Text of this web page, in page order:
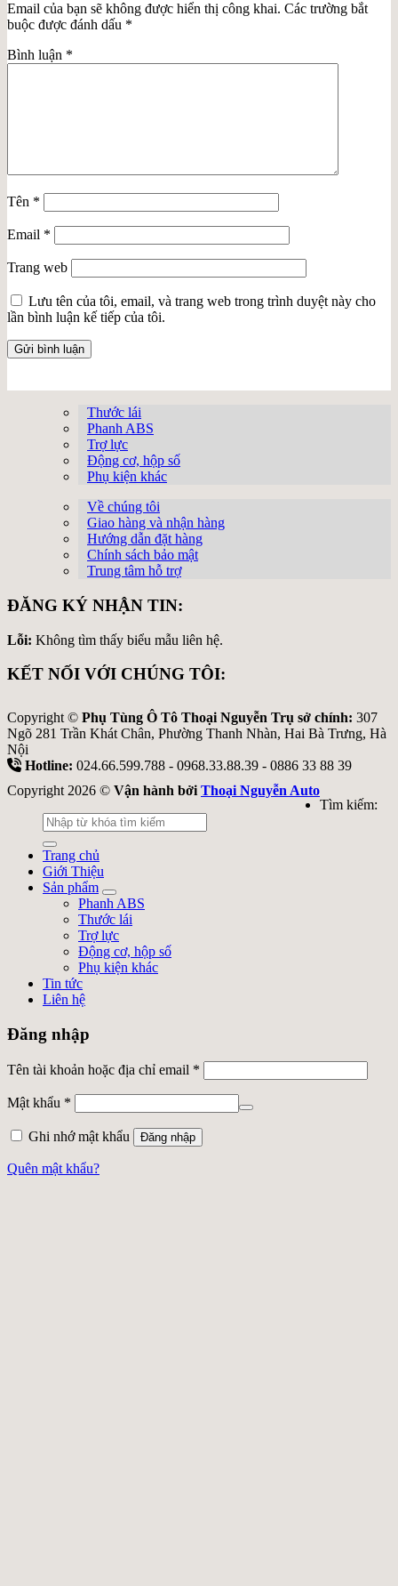
Email của bạn sẽ không được hiển thị công khai. Các trường bắt
buộc được đánh dấu *
Bình luận *
Tên *
Email *
Trang web
Lưu tên của tôi, email, và trang web trong trình duyệt này cho
lần bình luận kế tiếp của tôi.
Thước lái
Phanh ABS
Trợ lực
Động cơ, hộp số
Phụ kiện khác
Về chúng tôi
Giao hàng và nhận hàng
Hướng dẫn đặt hàng
Chính sách bảo mật
Trung tâm hỗ trợ
ĐĂNG KÝ NHẬN TIN:
Lỗi: Không tìm thấy biểu mẫu liên hệ.
KẾT NỐI VỚI CHÚNG TÔI:
Copyright © Phụ Tùng Ô Tô Thoại Nguyễn Trụ sở chính: 307
Ngõ 281 Trần Khát Chân, Phường Thanh Nhàn, Hai Bà Trưng, Hà
Nội
Hotline: 024.66.599.788 - 0968.33.88.39 - 0886 33 88 39
Copyright 2026 © Vận hành bởi Thoại Nguyễn Auto
Tìm kiếm:
Trang chủ
Giới Thiệu
Sản phẩm
Phanh ABS
Thước lái
Trợ lực
Động cơ, hộp số
Phụ kiện khác
Tin tức
Liên hệ
Đăng nhập
Tên tài khoản hoặc địa chỉ email *
Mật khẩu *
Ghi nhớ mật khẩu Đăng nhập
Quên mật khẩu?